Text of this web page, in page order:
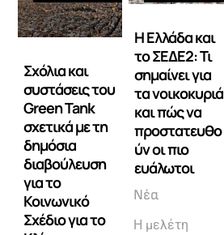
Σχόλια και
συστάσεις του
Green Tank
σχετικά με τη
δημόσια
διαβούλευση
για το
Κοινωνικό
Σχέδιο για το
Η Ελλάδα και
το ΣΕΔΕ2: Τι
σημαίνει για
τα νοικοκυριά
και πώς να
προστατευθο
ύν οι πιο
ευάλωτοι
Νέα
Η μελέτη